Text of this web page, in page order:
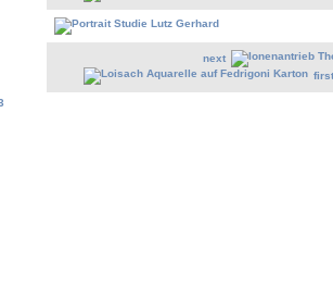
next
first